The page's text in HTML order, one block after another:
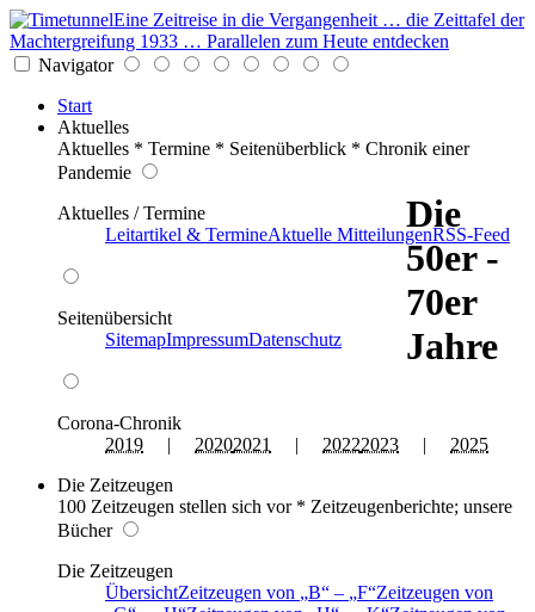
Eine Zeitreise in die Vergangenheit … die Zeittafel der
Machtergreifung 1933 … Parallelen zum Heute entdecken
Navigator
Start
Aktuelles
Aktuelles * Termine * Seitenüberblick * Chronik einer
Pandemie
Aktuelles / Termine
Leitartikel & TermineAktuelle MitteilungenRSS-Feed
Seitenübersicht
SitemapImpressumDatenschutz
Corona-Chronik
2019 | 20202021 | 20222023 | 2025
Die Zeitzeugen
100 Zeitzeugen stellen sich vor * Zeitzeugenberichte; unsere
Bücher
Die Zeitzeugen
ÜbersichtZeitzeugen von B – F Zeitzeugen von
Die
50er -
70er
Jahre